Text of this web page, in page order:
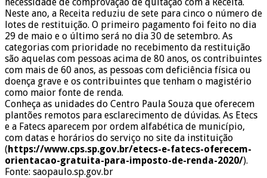
Neste ano, a Receita reduziu de sete para cinco o número de
lotes de restituição. O primeiro pagamento foi feito no dia
29 de maio e o último será no dia 30 de setembro. As
categorias com prioridade no recebimento da restituição
são aquelas com pessoas acima de 80 anos, os contribuintes
com mais de 60 anos, as pessoas com deficiência física ou
doença grave e os contribuintes que tenham o magistério
como maior fonte de renda.
Conheça as unidades do Centro Paula Souza que oferecem
plantões remotos para esclarecimento de dúvidas. As Etecs
e a Fatecs aparecem por ordem alfabética de município,
com datas e horários do serviço no site da instituição
(https://www.cps.sp.gov.br/etecs-e-fatecs-oferecem-
orientacao-gratuita-para-imposto-de-renda-2020/).
Fonte: saopaulo.sp.gov.br